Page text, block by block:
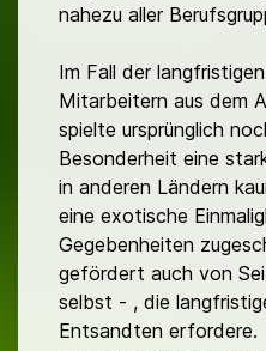
nahezu aller
Im Fall der
Mitarbeitern aus dem
spielte ursprünglich
Besonderheit eine
in anderen Ländern
eine exotische
Gegebenheiten
gefördert auch von
selbst - , die
Entsandten erfordere.